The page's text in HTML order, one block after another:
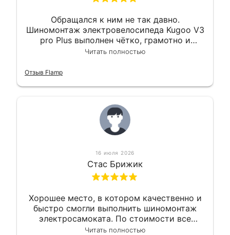
Обращался к ним не так давно.
Шиномонтаж электровелосипеда Kugoo V3
pro Plus выполнен чётко, грамотно и
квалифицированно. Всё сделано
Читать полностью
Отзыв Flamp
16 июля 2026
Стас Брижик
Хорошее место, в котором качественно и
быстро смогли выполнить шиномонтаж
электросамоката. По стоимости все
вышло вообще приемлемо хочу сказать.
Читать полностью